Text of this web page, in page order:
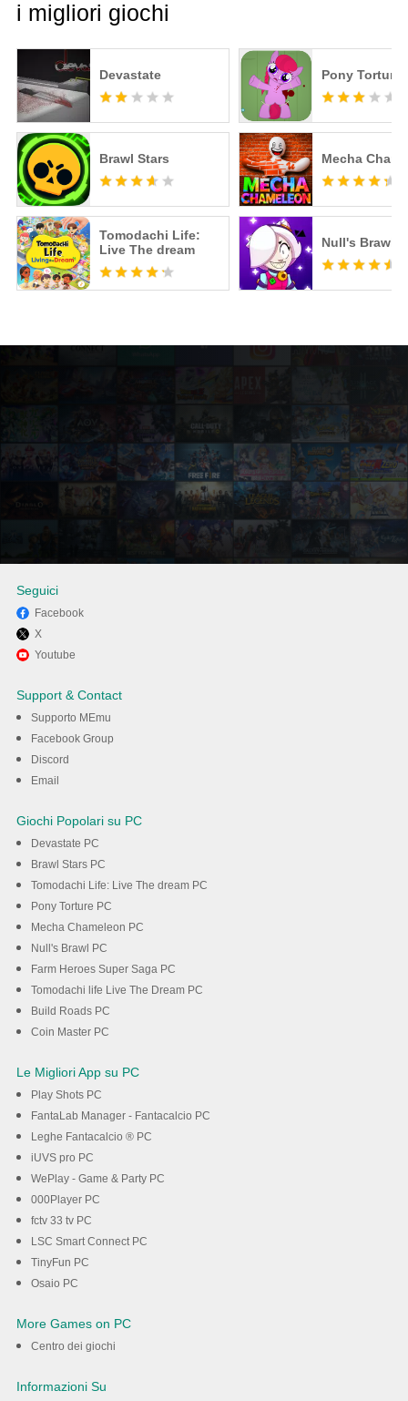
i migliori giochi
Devastate
Brawl Stars
Tomodachi Life:
Live The dream
Pony Torture
Mecha
Null's Brawl
Crossword Quest su PC con
Seguici
Facebook
X
Youtube
Support & Contact
Supporto MEmu
Facebook Group
Discord
Email
Giochi Popolari su PC
Devastate PC
Brawl Stars PC
Tomodachi Life: Live The dream PC
Pony Torture PC
Mecha Chameleon PC
Null's Brawl PC
Farm Heroes Super Saga PC
Tomodachi life Live The Dream PC
Build Roads PC
Coin Master PC
Le Migliori App su PC
Play Shots PC
FantaLab Manager - Fantacalcio PC
Leghe Fantacalcio ® PC
iUVS pro PC
WePlay - Game & Party PC
000Player PC
fctv 33 tv PC
LSC Smart Connect PC
TinyFun PC
Osaio PC
More Games on PC
Centro dei giochi
Informazioni Su